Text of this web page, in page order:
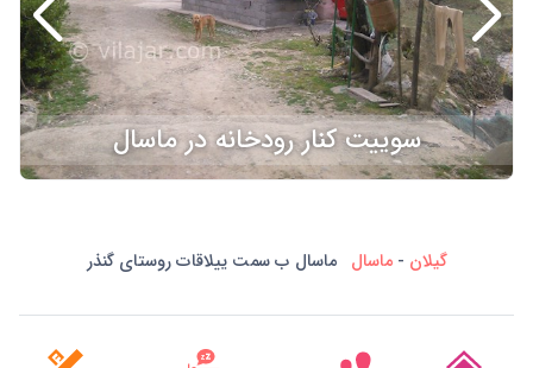
سوییت کنار رودخانه در ماسال
گیلان- ماسالماسال ب سمت ییلاقات روستای گنذر